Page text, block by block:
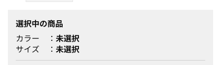
選択中の商品
カラー
未選択
サイズ
未選択